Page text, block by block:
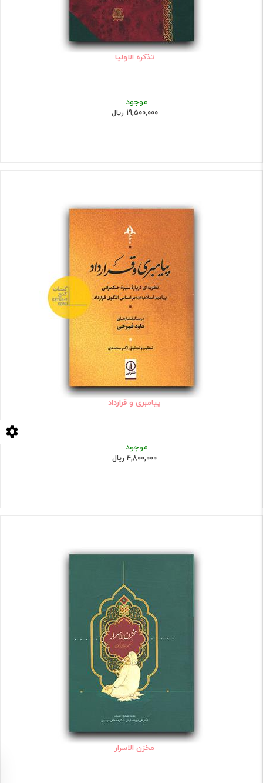
تذکره الاولیا
موجود
19,500,000 ریال
پیامبری و قرارداد
موجود
4,800,000 ریال
مخزن الاسرار